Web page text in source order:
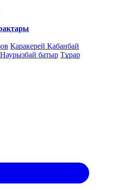
Қаракерей Қабанбай
батыр Тұрар